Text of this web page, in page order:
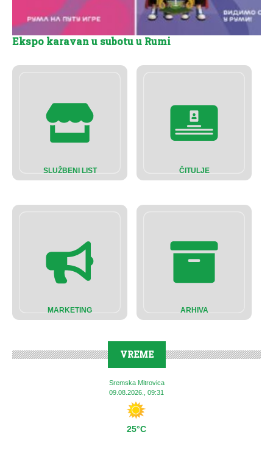
SLUŽBENI LIST ČITULJE
MARKETING ARHIVA
VREME
Sremska Mitrovica
09.08.2026., 09:31
25°C
Ekspo karavan u subotu u Rumi